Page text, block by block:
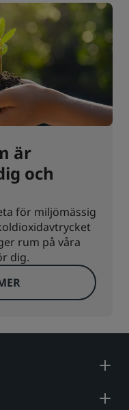
är
och
för miljömässig
rum på våra
dig.